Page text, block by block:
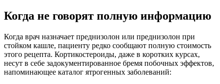
Когда не говорят полную информацию
Когда врач назначает преднизолон или преднизолон при
стойком кашле, пациенту редко сообщают полную стоимость
этого рецепта. Кортикостероиды, даже в коротких курсах,
несут в себе задокументированное бремя побочных эффектов,
напоминающее каталог ятрогенных заболеваний: